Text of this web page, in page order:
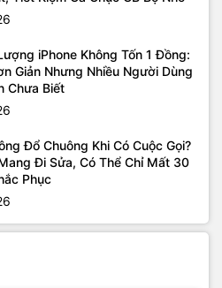
iPhone Không Tốn 1 Đồng:
Giản Nhưng Nhiều Người Dùng
Chưa Biết
Đổ Chuông Khi Có Cuộc Gọi?
Đi Sửa, Có Thể Chỉ Mất 30
Phục